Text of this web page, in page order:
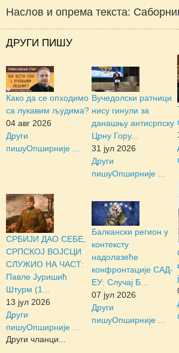
Наслов и опрема текста:
ДРУГИ ПИШУ
Како да се опходимо
са лукавим људима?
04 авг 2026
Други
пишуОпширније ...
Вучедолски ратници
нису гинули за
данашњу антисрпску
Црну Гору...
31 јул 2026
Други
пишуОпширније ...
СРБИЈИ ДАО СЕБЕ,
СРПСКОЈ ВОЈСЦИ
СЛУЖИО НА ЧАСТ:
Павле Јуришић
Штурм (1...
13 јул 2026
Други
пишуОпширније ...
Балкански регион у
контексту
надолазеће
конфронтације САД-
ЕУ: Случај Б...
07 јул 2026
Други
пишуОпширније ...
Други чланци...